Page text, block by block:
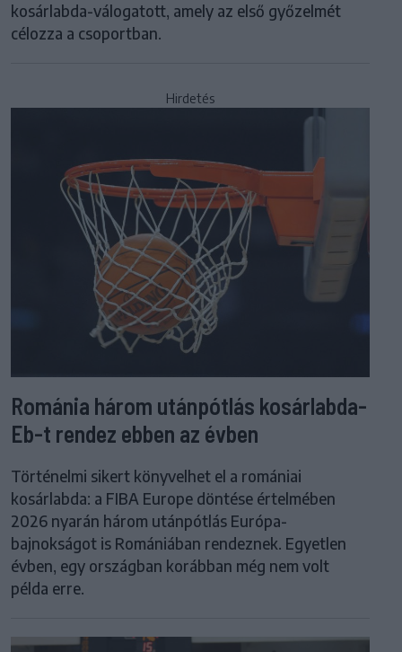
kosárlabda-válogatott, amely az első győzelmét
célozza a csoportban.
Hirdetés
Románia három utánpótlás kosárlabda-
Eb-t rendez ebben az évben
Történelmi sikert könyvelhet el a romániai
kosárlabda: a FIBA Europe döntése értelmében
2026 nyarán három utánpótlás Európa-
bajnokságot is Romániában rendeznek. Egyetlen
évben, egy országban korábban még nem volt
példa erre.